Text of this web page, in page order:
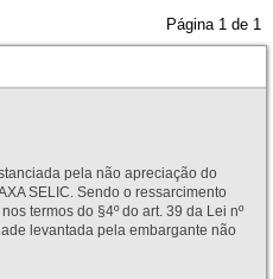
Página 1 de 1
pela não apreciação do
SELIC. Sendo o ressarcimento
termos do §4º do art. 39 da Lei nº
levantada pela embargante não